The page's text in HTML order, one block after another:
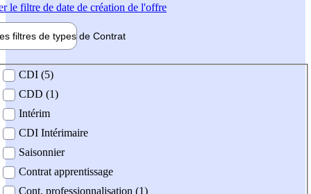
le filtre de date de création de l'offre
filtres de types de Contrat
contrat
CDI (5)
CDD (1)
Intérim
CDI Intérimaire
Saisonnier
Contrat apprentissage
Cont. professionnalisation (1)